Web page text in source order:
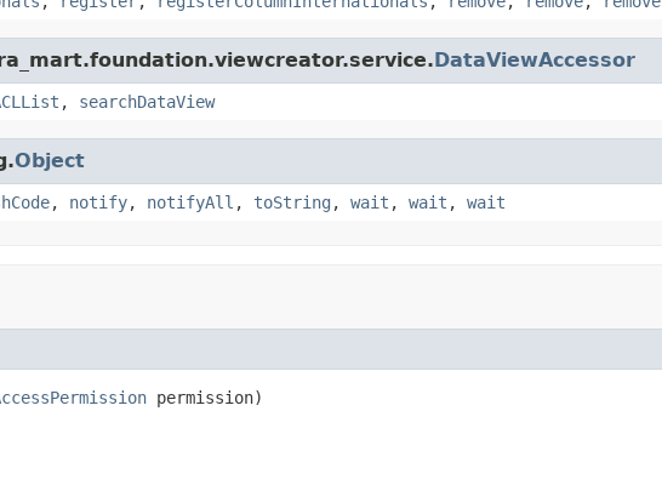
DataViewAccessor
, searchDataView
Object
, notify, notifyAll , toString , wait , wait , wait
permission)